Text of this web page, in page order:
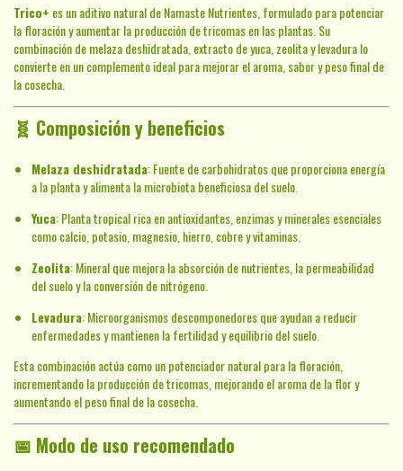
Trico+ es un aditivo natural de Namaste Nutrientes, formulado para potenciar
la floración y aumentar la producción de tricomas en las plantas. Su
combinación de melaza deshidratada, extracto de yuca, zeolita y levadura lo
convierte en un complemento ideal para mejorar el aroma, sabor y peso final de
la cosecha.
🧬 Composición y beneficios
Melaza deshidratada: Fuente de carbohidratos que proporciona energía
a la planta y alimenta la microbiota beneficiosa del suelo.
Yuca: Planta tropical rica en antioxidantes, enzimas y minerales esenciales
como calcio, potasio, magnesio, hierro, cobre y vitaminas.
Zeolita: Mineral que mejora la absorción de nutrientes, la permeabilidad
del suelo y la conversión de nitrógeno.
Levadura: Microorganismos descomponedores que ayudan a reducir
enfermedades y mantienen la fertilidad y equilibrio del suelo.
Esta combinación actúa como un potenciador natural para la floración,
incrementando la producción de tricomas, mejorando el aroma de la flor y
aumentando el peso final de la cosecha.
📅 Modo de uso recomendado